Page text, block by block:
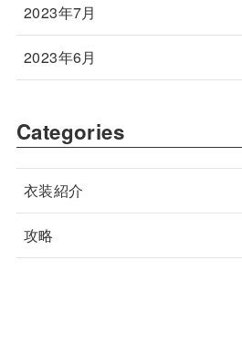
2023年7月
2023年6月
Categories
衣装紹介
攻略